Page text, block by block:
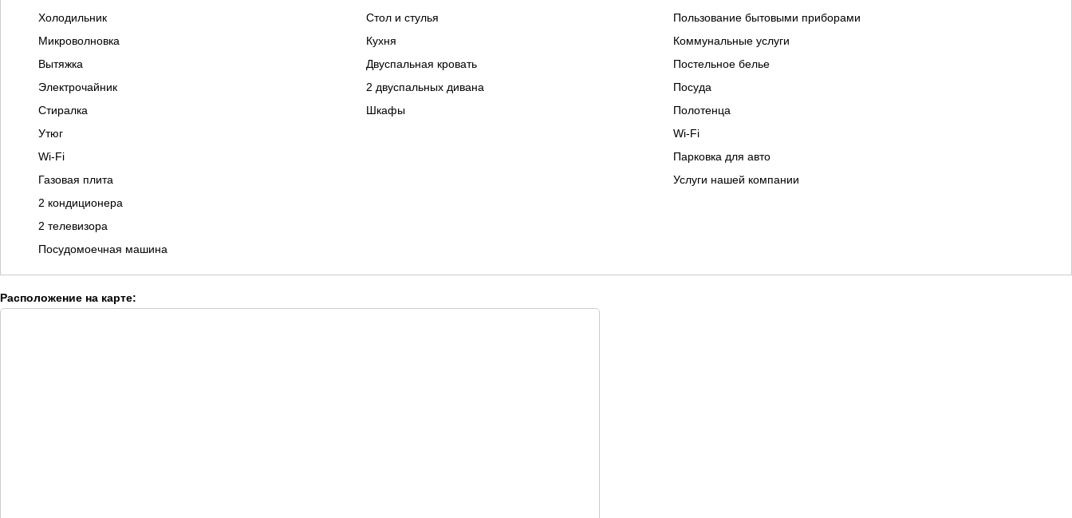
Холодильник
Микроволновка
Вытяжка
Электрочайник
Стиралка
Утюг
Wi-Fi
Газовая плита
2 кондиционера
2 телевизора
Посудомоечная машина
Стол и стулья
Кухня
Двуспальная кровать
2 двуспальных дивана
Шкафы
Пользование бытовыми приборами
Коммунальные услуги
Постельное белье
Посуда
Полотенца
Wi-Fi
Парковка для авто
Услуги нашей компании
Расположение на карте: